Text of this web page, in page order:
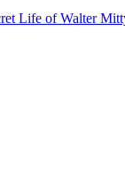
Life of Walter